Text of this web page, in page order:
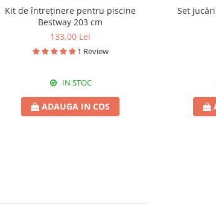
Kit de întreținere pentru piscine
Bestway 203 cm
133,00 Lei
1 Review
IN STOC
ADAUGA IN COS
Set